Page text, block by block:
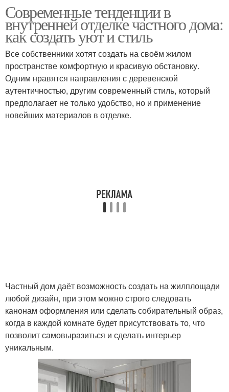
Современные тенденции в
внутренней отделке частного дома:
как создать уют и стиль
Все собственники хотят создать на своём жилом
пространстве комфортную и красивую обстановку.
Одним нравятся направления с деревенской
аутентичностью, другим современный стиль, который
предполагает не только удобство, но и применение
новейших материалов в отделке.
Частный дом даёт возможность создать на жилплощади
любой дизайн, при этом можно строго следовать
канонам оформления или сделать собирательный образ,
когда в каждой комнате будет присутствовать то, что
позволит самовыразиться и сделать интерьер
уникальным.